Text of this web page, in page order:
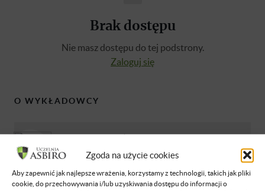
Zgoda na użycie cookies
Aby zapewnić jak najlepsze wrażenia, korzystamy z technologii, takich jak pliki
cookie, do przechowywania i/lub uzyskiwania dostępu do informacji o
Brak dostępu
Nie masz dostępu do tej podstrony.
Zaloguj się
O WYKŁADOWCY
ARCHITEKT MARKETINGU Doświadczony
obszarach marketingu strategicznego i